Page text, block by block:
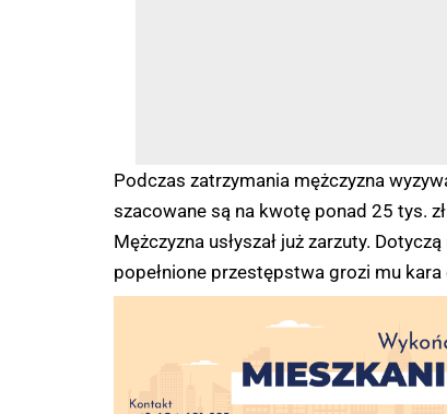
Podczas zatrzymania mężczyzna
szacowane są na kwotę ponad 25 tys.
Mężczyzna usłyszał już zarzuty.
popełnione przestępstwa grozi mu